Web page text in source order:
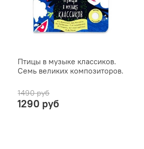
Птицы в музыке классиков.
Семь великих композиторов.
1490 руб
1290 руб